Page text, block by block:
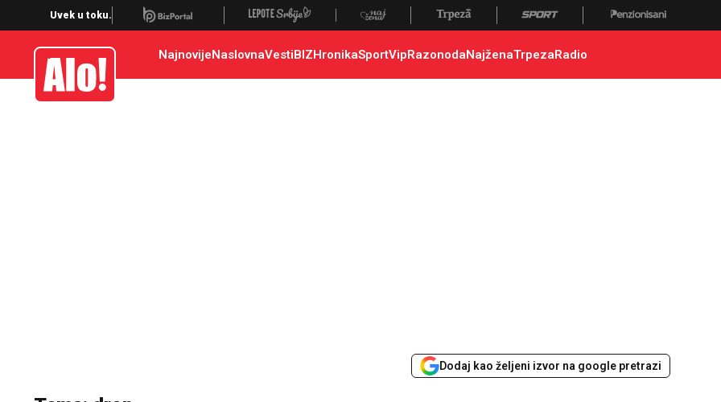
Uvek u toku.
Alo NajnovijeNaslovnaVestiBIZHronikaSportVipRazonodaNajženaTrpezaRadio
Dodaj kao željeni izvor na google pretrazi